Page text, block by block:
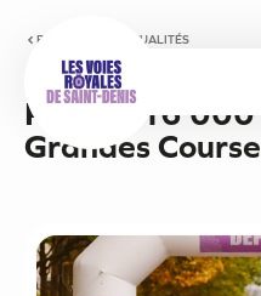
RETOUR AUX ACTUALITÉS
Publié le 29 octobre 2024
P lusde 16 000
GrandesCourse